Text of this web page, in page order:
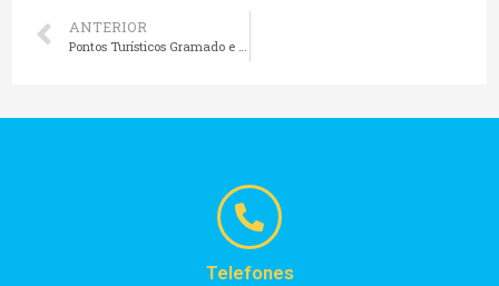
ANTERIOR
Pontos Turísticos Gramado e Canela
Telefones